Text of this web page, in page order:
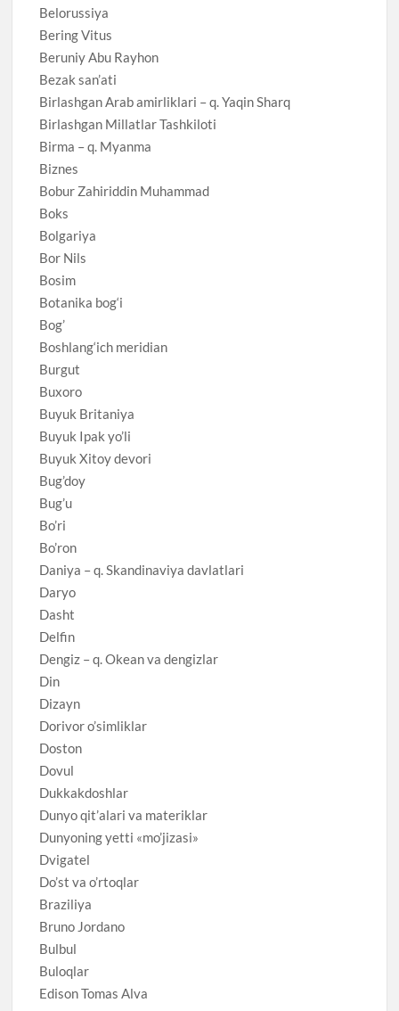
Belorussiya
Bering Vitus
Beruniy Abu Rayhon
Bezak san’ati
Birlashgan Arab amirliklari – q. Yaqin Sharq
Birlashgan Millatlar Tashkiloti
Birma – q. Myanma
Biznes
Bobur Zahiriddin Muhammad
Boks
Bolgariya
Bor Nils
Bosim
Botanika bog‘i
Bog’
Boshlang‘ich meridian
Burgut
Buxoro
Buyuk Britaniya
Buyuk Ipak yo’li
Buyuk Xitoy devori
Bug’doy
Bug’u
Bo’ri
Bo’ron
Daniya – q. Skandinaviya davlatlari
Daryo
Dasht
Delfin
Dengiz – q. Okean va dengizlar
Din
Dizayn
Dorivor o’simliklar
Doston
Dovul
Dukkakdoshlar
Dunyo qit’alari va materiklar
Dunyoning yetti «mo’jizasi»
Dvigatel
Do’st va o’rtoqlar
Braziliya
Bruno Jordano
Bulbul
Buloqlar
Edison Tomas Alva